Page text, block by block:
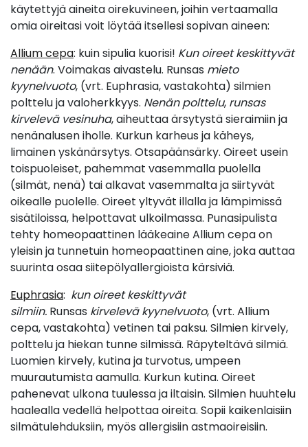
käytettyjä aineita oirekuvineen, joihin vertaamalla
omia oireitasi voit löytää itsellesi sopivan aineen:
Allium cepa: kuin sipulia kuorisi! Kun oireet keskittyvät
nenään. Voimakas aivastelu. Runsas mieto
kyynelvuoto, (vrt. Euphrasia, vastakohta) silmien
polttelu ja valoherkkyys. Nenän polttelu, runsas
kirvelevä vesinuha, aiheuttaa ärsytystä sieraimiin ja
nenänalusen iholle. Kurkun karheus ja käheys,
limainen yskänärsytys. Otsapäänsärky. Oireet usein
toispuoleiset, pahemmat vasemmalla puolella
(silmät, nenä) tai alkavat vasemmalta ja siirtyvät
oikealle puolelle. Oireet yltyvät illalla ja lämpimissä
sisätiloissa, helpottavat ulkoilmassa. Punasipulista
tehty homeopaattinen lääkeaine Allium cepa on
yleisin ja tunnetuin homeopaattinen aine, joka auttaa
suurinta osaa siitepölyallergioista kärsiviä.
Euphrasia: kun oireet keskittyvät
silmiin. Runsas kirvelevä kyynelvuoto, (vrt. Allium
cepa, vastakohta) vetinen tai paksu. Silmien kirvely,
polttelu ja hiekan tunne silmissä. Räpyteltävä silmiä.
Luomien kirvely, kutina ja turvotus, umpeen
muurautumista aamulla. Kurkun kutina. Oireet
pahenevat ulkona tuulessa ja iltaisin. Silmien huuhtelu
haalealla vedellä helpottaa oireita. Sopii kaikenlaisiin
silmätulehduksiin, myös allergisiin astmaoireisiin.